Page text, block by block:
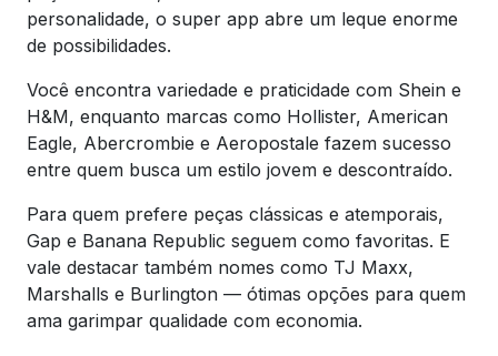
personalidade, o super app abre um leque enorme
de possibilidades.
Você encontra variedade e praticidade com Shein e
H&M, enquanto marcas como Hollister, American
Eagle, Abercrombie e Aeropostale fazem sucesso
entre quem busca um estilo jovem e descontraído.
Para quem prefere peças clássicas e atemporais,
Gap e Banana Republic seguem como favoritas. E
vale destacar também nomes como TJ Maxx,
Marshalls e Burlington — ótimas opções para quem
ama garimpar qualidade com economia.